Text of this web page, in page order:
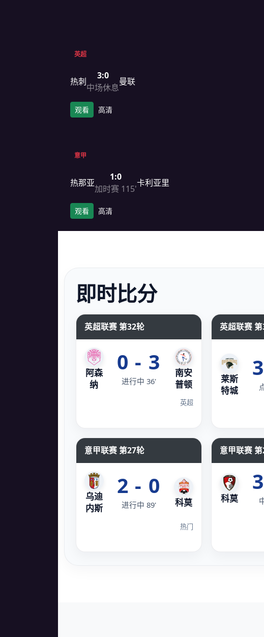
英超
热刺
3:0
中场休息
曼联
观看 高清
意甲
热那亚
1:0
加时赛 115'
卡利亚里
观看 高清
即时比分
英超联赛 第32轮
阿森
纳
0 - 3
进行中 36'
南安
普顿
英超
英超联赛
莱斯
特城
意甲联赛 第27轮
乌迪
内斯
2 - 0
进行中 89' 科莫
热门
意甲联赛
科莫